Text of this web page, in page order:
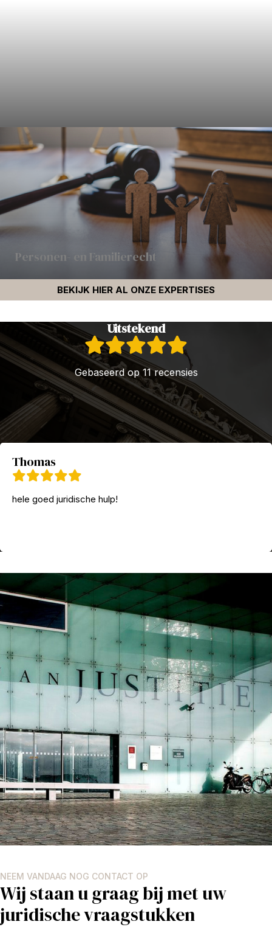
Personen- en Familierecht
BEKIJK HIER AL ONZE EXPERTISES
Uitstekend
Gebaseerd op 11 recensies
Thomas
hele goed juridische hulp!
NEEM VANDAAG NOG CONTACT OP
Wij staan u graag bij met uw
juridische vraagstukken